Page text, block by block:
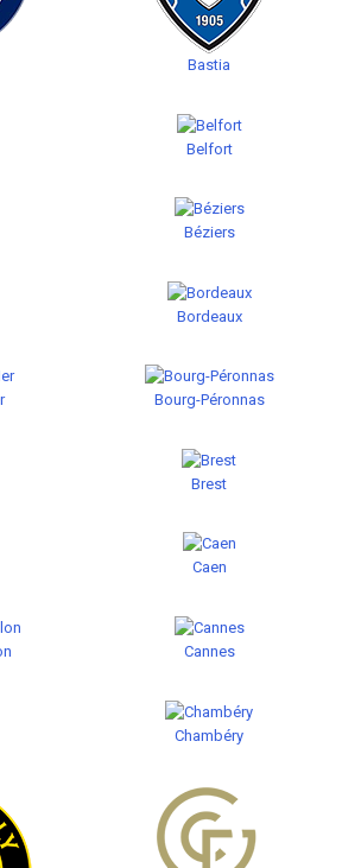
Bastia
Belfort
Béziers
Bordeaux
Bourg-Péronnas
Brest
Caen
Cannes
Chambéry